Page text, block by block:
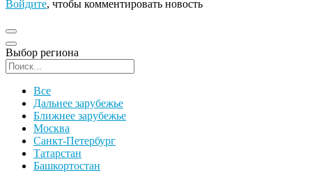
Войдите, чтобы комментировать новость
Выбор региона
Все
Дальнее зарубежье
Ближнее зарубежье
Москва
Санкт-Петербург
Татарстан
Башкортостан